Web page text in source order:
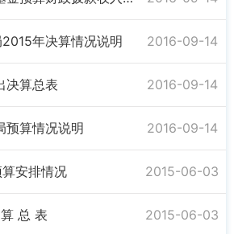
年决算情况说明 2016-09-14
决算总表 2016-09-14
预算情况说明 2016-09-14
安排情况 2015-06-03
总 表 2015-06-03